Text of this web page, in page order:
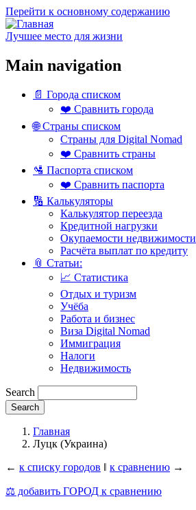
Перейти к основному содержанию
Лучшее место для жизни
Main navigation
📄 Города списком
❤️ Сравнить города
🌐 Страны списком
Страны для Digital Nomad
❤️ Сравнить страны
🛂 Паспорта списком
❤️ Сравнить паспорта
🔢 Калькуляторы
Калькулятор переезда
Кредитной нагрузки
Окупаемости недвижимости
Расчёта выплат по кредиту
📎 Статьи:
📈 Статистика
Отдых и туризм
Учёба
Работа и бизнес
Виза Digital Nomad
Иммиграция
Налоги
Недвижимость
Search
Главная
Луцк (Украина)
← к списку городов ‖ к сравнению →
⚖️ добавить ГОРОД к сравнению